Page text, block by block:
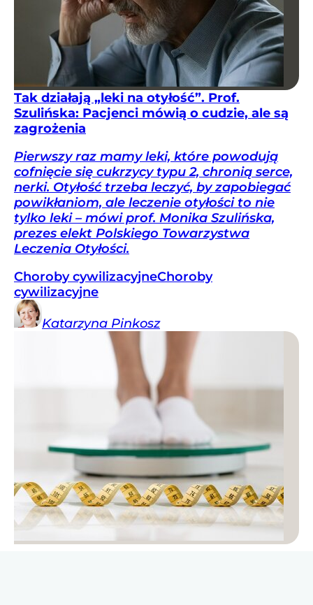
Tak działają „leki na otyłość”. Prof.
Szulińska: Pacjenci mówią o cudzie, ale są
zagrożenia
Pierwszy raz mamy leki, które powodują
cofnięcie się cukrzycy typu 2, chronią serce,
nerki. Otyłość trzeba leczyć, by zapobiegać
powikłaniom, ale leczenie otyłości to nie
tylko leki – mówi prof. Monika Szulińska,
prezes elekt Polskiego Towarzystwa
Leczenia Otyłości.
Choroby cywilizacyjneChoroby
cywilizacyjne
Katarzyna Pinkosz